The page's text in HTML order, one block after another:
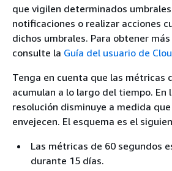
que vigilen determinados
notificaciones o realizar acciones
dichos umbrales. Para obtener
consulte la Guía del usuario de
Tenga en cuenta que las métricas
acumulan a lo largo del tiempo. En
resolución disminuye a medida
envejecen. El esquema es el
Las métricas de 60 segundos
durante 15 días.